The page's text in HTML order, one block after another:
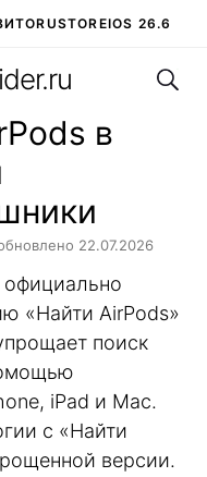
RUSTOREIOS 26.6
ЧАТ В ROBLOX
в
22.07.2026
официально
«Найти AirPods»
поиск
iPad и Mac.
с «Найти
версии.